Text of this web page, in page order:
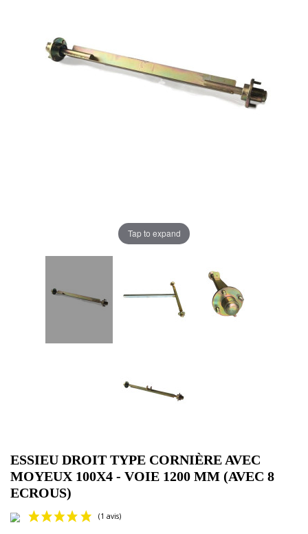
Tap to expand
ESSIEU DROIT TYPE CORNIÈRE AVEC
MOYEUX 100X4 - VOIE 1200 MM (AVEC 8
ECROUS)